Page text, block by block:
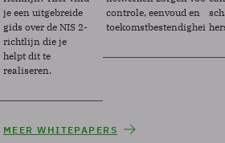
je een uitgebreide
gids over de NIS 2-
richtlijn die je
helpt dit te
realiseren.
controle, eenvoud en
toekomstbestendigheid.
MEER WHITEPAPERS